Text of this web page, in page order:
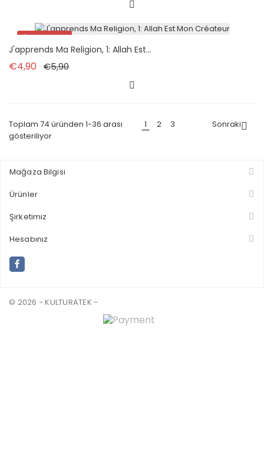
İndirimde!
J'apprends Ma Religion, 1: Allah Est...
€4,90 Normal fiyat
€5,90Fiyat
Toplam 74 üründen 1-36 arası
gösteriliyor
1 2 3 Sonraki
Mağaza Bilgisi
Ürünler
Şirketimiz
Hesabınız
© 2026 - KULTURATEK -